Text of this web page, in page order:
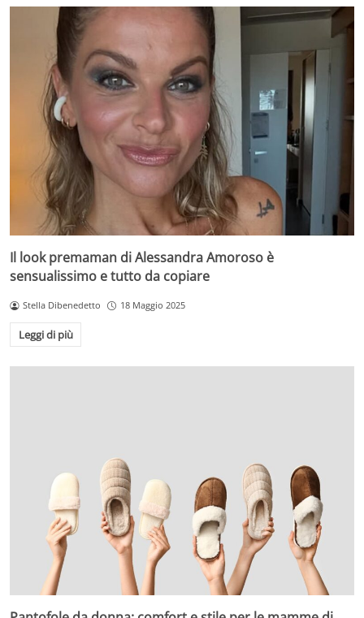
Il look premaman di Alessandra Amoroso è
sensualissimo e tutto da copiare
Stella Dibenedetto 18 Maggio 2025
Leggi di più